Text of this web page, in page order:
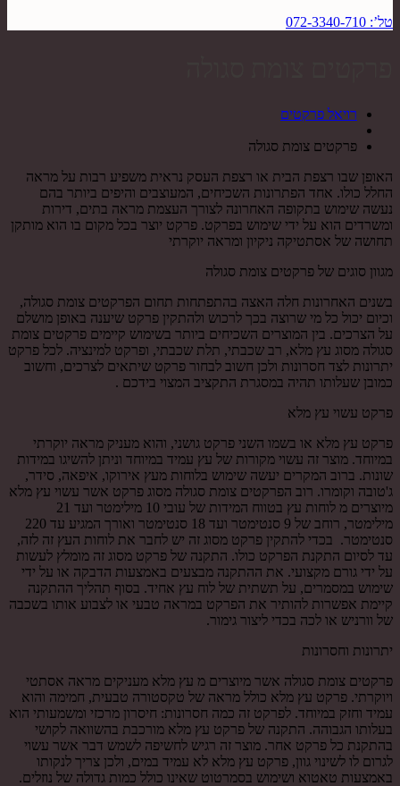
טל’: 072-3340-710
רויאל פרקטים
פרקטים צומת סגולה
האופן שבו רצפת הבית או רצפת העסק נראית משפיע רבות על מראה
החלל כולו. אחד הפתרונות השכיחים, המעוצבים והיפים ביותר בהם
נעשה שימוש בתקופה האחרונה לצורך העצמת מראה בתים, דירות
ומשרדים הוא על ידי שימוש בפרקט. פרקט יוצר בכל מקום בו הוא מותקן
תחושה של אסתטיקה ניקיון ומראה יוקרתי
מגוון סוגים של פרקטים צומת סגולה
בשנים האחרונות חלה האצה בהתפתחות תחום הפרקטים צומת סגולה,
וכיום יכול כל מי שרוצה בכך לרכוש ולהתקין פרקט שיענה באופן מושלם
על הצרכים. בין המוצרים השכיחים ביותר בשימוש קיימים פרקטים צומת
סגולה מסוג עץ מלא, רב שכבתי, תלת שכבתי, ופרקט למינציה. לכל פרקט
יתרונות לצד חסרונות ולכן חשוב לבחור פרקט שיתאים לצרכים, וחשוב
כמובן שעלותו תהיה במסגרת התקציב המצוי בידכם .
פרקט עשוי עץ מלא
פרקט עץ מלא או בשמו השני פרקט גושני, והוא מעניק מראה יוקרתי
במיוחד. מוצר זה עשוי מקורות של עץ עמיד במיוחד וניתן להשיגו במידות
שונות. ברוב המקרים יעשה שימוש בלוחות מעץ אירוקו, איפאה, סידר,
ג'טובה וקומרו. רוב הפרקטים צומת סגולה מסוג פרקט אשר עשוי עץ מלא
מיוצרים מ לוחות עץ בטווח המידות של עובי 10 מילימטר ועד 21
מילימטר, רוחב של 9 סנטימטר ועד 18 סנטימטר ואורך המגיע עד 220
סנטימטר. בכדי להתקין פרקט מסוג זה יש לחבר את לוחות העץ זה לזה,
עד לסיום התקנת הפרקט כולו. התקנה של פרקט מסוג זה מומלץ לעשות
על ידי גורם מקצועי. את ההתקנה מבצעים באמצעות הדבקה או על ידי
שימוש במסמרים, על תשתית של לוח עץ אחיד. בסוף תהליך ההתקנה
קיימת אפשרות להותיר את הפרקט במראה טבעי או לצבוע אותו בשכבה
של וורניש או לכה בכדי ליצור גימור.
יתרונות וחסרונות
פרקטים צומת סגולה אשר מיוצרים מ עץ מלא מעניקים מראה אסתטי
ויוקרתי. פרקט עץ מלא כולל מראה של טקסטורה טבעית, חמימה והוא
עמיד וחזק במיוחד. לפרקט זה כמה חסרונות: חיסרון מרכזי ומשמעותי הוא
בעלותו הגבוהה. התקנה של פרקט עץ מלא מורכבת בהשוואה לקושי
בהתקנת כל פרקט אחר. מוצר זה רגיש לחשיפה לשמש דבר אשר עשוי
לגרום לו לשינוי גוון, פרקט עץ מלא לא עמיד במים, ולכן צריך לנקותו
באמצעות טאטוא ושימוש בסמרטוט שאינו כולל כמות גדולה של נוזלים.